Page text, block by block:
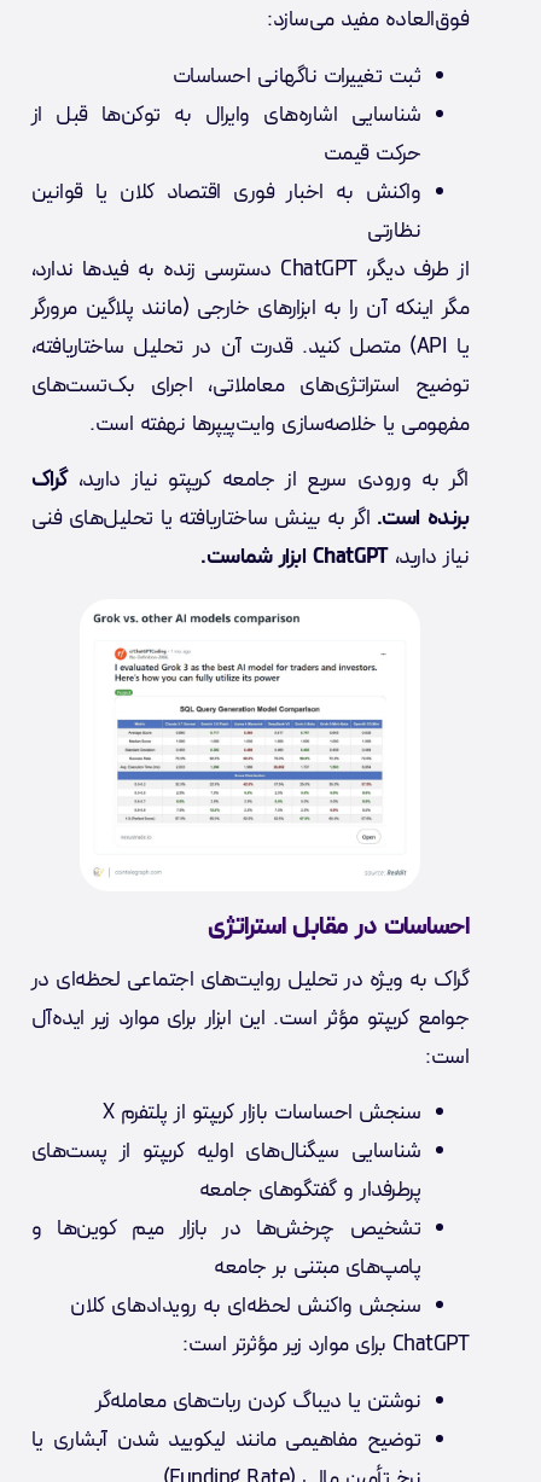
فوق‌العاده مفید می‌سازد:
ثبت تغییرات ناگهانی احساسات
شناسایی اشاره‌های وایرال به توکن‌ها قبل از
حرکت قیمت
واکنش به اخبار فوری اقتصاد کلان یا قوانین
نظارتی
از طرف دیگر، ChatGPT دسترسی زنده به فیدها ندارد،
مگر اینکه آن را به ابزارهای خارجی (مانند پلاگین مرورگر
یا API) متصل کنید. قدرت آن در تحلیل ساختاریافته،
توضیح استراتژی‌های معاملاتی، اجرای بک‌تست‌های
مفهومی یا خلاصه‌سازی وایت‌پیپرها نهفته است.
اگر به ورودی سریع از جامعه کریپتو نیاز دارید،گراک
برنده است. اگر به بینش ساختاریافته یا تحلیل‌های فنی
نیاز دارید،ChatGPT ابزار شماست.
احساسات در مقابل استراتژی
گراک به ویژه در تحلیل روایت‌های اجتماعی لحظه‌ای در
جوامع کریپتو مؤثر است. این ابزار برای موارد زیر ایده‌آل
است:
سنجش احساسات بازار کریپتو از پلتفرم X
شناسایی سیگنال‌های اولیه کریپتو از پست‌های
پرطرفدار و گفتگوهای جامعه
تشخیص چرخش‌ها در بازار میم کوین‌ها و
پامپ‌های مبتنی بر جامعه
سنجش واکنش لحظه‌ای به رویدادهای کلان
ChatGPT برای موارد زیر مؤثرتر است:
نوشتن یا دیباگ کردن ربات‌های معامله‌گر
توضیح مفاهیمی مانند لیکویید شدن آبشاری یا